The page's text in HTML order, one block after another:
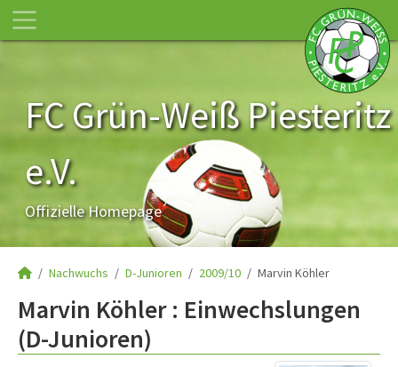
FC Grün-Weiß Piesteritz
e.V.
Offizielle Homepage
Nachwuchs D-Junioren 2009/10 Marvin Köhler
Marvin Köhler : Einwechslungen
(D-Junioren)